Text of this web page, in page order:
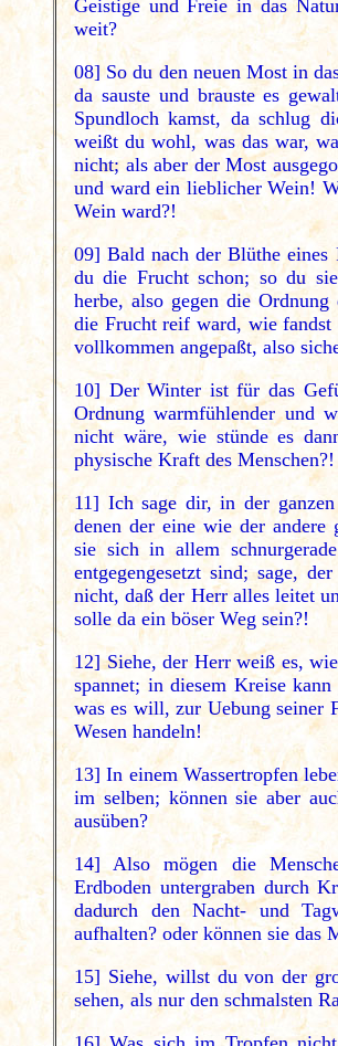
Geistige und Freie in das
weit?
08] So du den neuen Most in
da sauste und brauste es
Spundloch kamst, da schlug
weißt du wohl, was das war,
nicht; als aber der Most
und ward ein lieblicher Wein!
Wein ward?!
09] Bald nach der Blüthe eines
du die Frucht schon; so du
herbe, also gegen die Ordnung
die Frucht reif ward, wie fandst
vollkommen angepaßt, also
10] Der Winter ist für das
Ordnung warmfühlender und
nicht wäre, wie stünde es
physische Kraft des Menschen?!
11] Ich sage dir, in der
denen der eine wie der andere
sie sich in allem
entgegengesetzt sind; sage,
nicht, daß der Herr alles leitet
solle da ein böser Weg sein?!
12] Siehe, der Herr weiß es,
spannet; in diesem Kreise
was es will, zur Uebung seiner
Wesen handeln!
13] In einem Wassertropfen
im selben; können sie aber
ausüben?
14] Also mögen die
Erdboden untergraben durch
dadurch den Nacht- und
aufhalten? oder können sie das
15] Siehe, willst du von der
sehen, als nur den schmalsten